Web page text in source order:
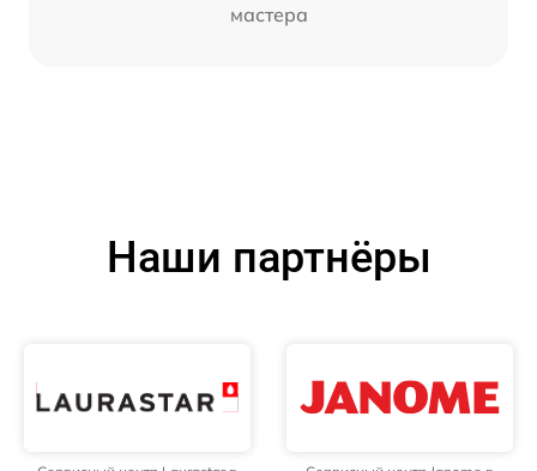
мастера
Наши партнёры